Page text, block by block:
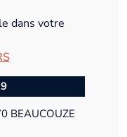
dans votre
BEAUCOUZE